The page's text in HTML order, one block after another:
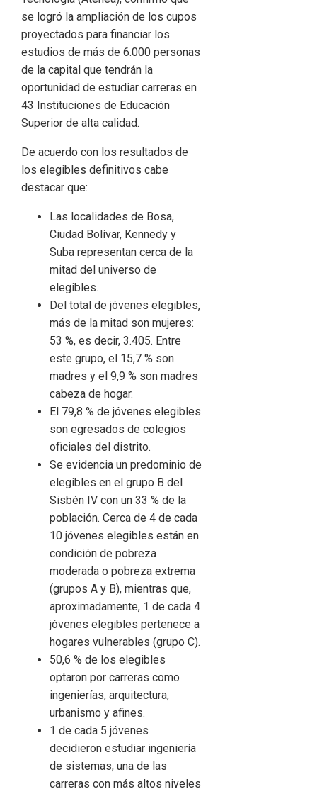
se logró la ampliación de los cupos
proyectados para financiar los
estudios de más de 6.000 personas
de la capital que tendrán la
oportunidad de estudiar carreras en
43 Instituciones de Educación
Superior de alta calidad.
De acuerdo con los resultados de
los elegibles definitivos cabe
destacar que:
Las localidades de Bosa,
Ciudad Bolívar, Kennedy y
Suba representan cerca de la
mitad del universo de
elegibles.
Del total de jóvenes elegibles,
más de la mitad son mujeres:
53 %, es decir, 3.405. Entre
este grupo, el 15,7 % son
madres y el 9,9 % son madres
cabeza de hogar.
El 79,8 % de jóvenes elegibles
son egresados de colegios
oficiales del distrito.
Se evidencia un predominio de
elegibles en el grupo B del
Sisbén IV con un 33 % de la
población. Cerca de 4 de cada
10 jóvenes elegibles están en
condición de pobreza
moderada o pobreza extrema
(grupos A y B), mientras que,
aproximadamente, 1 de cada 4
jóvenes elegibles pertenece a
hogares vulnerables (grupo C).
50,6 % de los elegibles
optaron por carreras como
ingenierías, arquitectura,
urbanismo y afines.
1 de cada 5 jóvenes
decidieron estudiar ingeniería
de sistemas, una de las
carreras con más altos niveles